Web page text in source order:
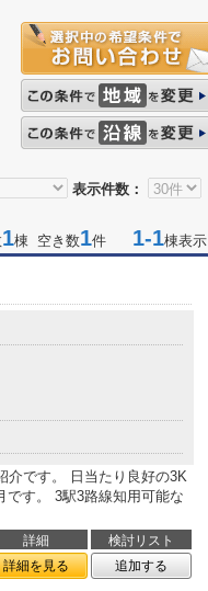
表示件数：
1棟 空き数1件 1-1棟表示
介です。 日当たり良好の3K
です。 3駅3路線知用可能な
詳細
検討リスト
詳細を見る 追加する